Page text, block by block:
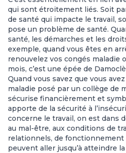
qui sont étroitement liés. Soit
de santé qui impacte le travail,
pose un problème de santé.
santé, les démarches et les
exemple, quand vous êtes en
renouvelez vos congés maladie
mois, c’est une épée de
Quand vous savez que vous
maladie posé par un collège de
sécurise financièrement et
apporte de la sécurité à
concerne le travail, on est dans
au mal-être, aux conditions de
relationnels, de fonctionnement
peuvent aller jusqu’à atteindre